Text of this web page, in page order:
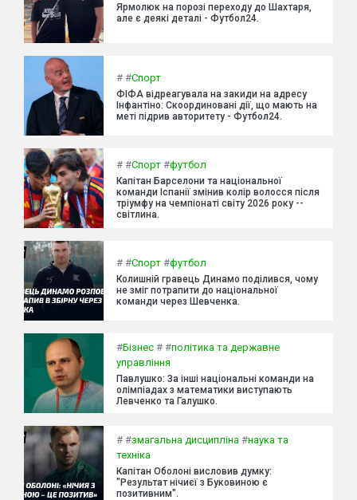
Ярмолюк на порозі переходу до Шахтаря,
але є деякі деталі - Футбол24.
# #Спорт
ФІФА відреагувала на закиди на адресу
Інфантіно: Скоординовані дії, що мають на
меті підрив авторитету - Футбол24.
# #Спорт #футбол
Капітан Барселони та національної
команди Іспанії змінив колір волосся після
тріумфу на чемпіонаті світу 2026 року --
світлина.
# #Спорт #футбол
Колишній гравець Динамо поділився, чому
не зміг потрапити до національної
команди через Шевченка.
#Бізнес # #політика та державне
управління
Павлушко: За інші національні команди на
олімпіадах з математики виступають
Левченко та Галушко.
# #змагальна дисципліна #наука та
техніка
Капітан Оболоні висловив думку:
"Результат нічиєї з Буковиною є
позитивним".